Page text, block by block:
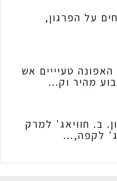
על הפרגון,
טעיייים אש
מהיר וק...
ב. חוויאג' למרק
לקפה,...